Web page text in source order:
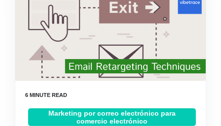
Marketing por correo electrónico para
comercio electrónico